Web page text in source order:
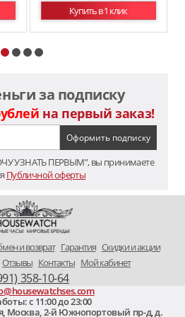
Купить в 1 клик
за подписку
на первый заказ!
УЗНАТЬ ПЕРВЫМ”, вы принимаете
Публичной оферты
и возврат Гарантия Скидки и акции
Отзывы Контакты Мой кабинет
358-10-64
c 11:00 до 23:00
Москва 2-й Южнопортовый пр-д, д.